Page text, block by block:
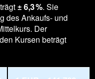
± 6,3 %. Sie
des Ankaufs- und
Der
Kursen beträgt